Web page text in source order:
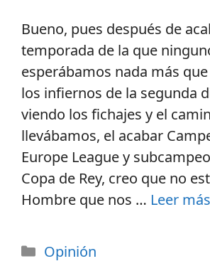
Bueno, pues después de
temporada de la que
esperábamos nada más
los infiernos de la segunda
viendo los fichajes y el
llevábamos, el acabar
Europe League y
Copa de Rey, creo que no
Hombre que nos … Leer más
Opinión